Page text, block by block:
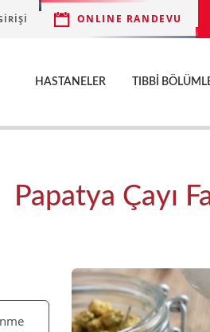
ONLINE RANDEVU
HASTANELER TIBBI
Papatya Çayı